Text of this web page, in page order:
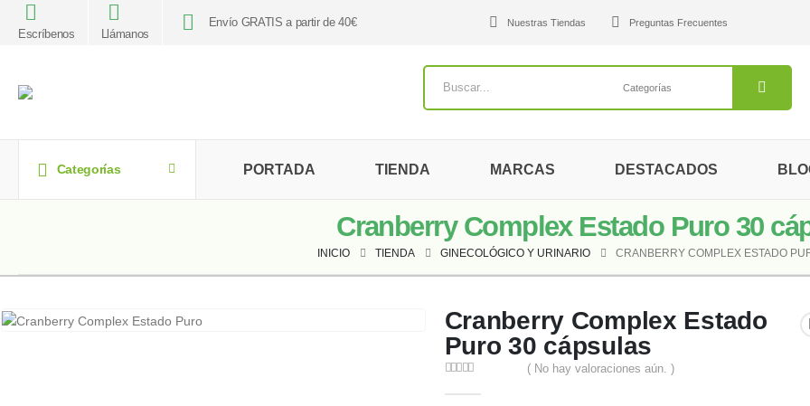
Escríbenos Llámanos
Envío GRATIS a partir de 40€ Nuestras Tiendas Preguntas Frecuentes
Categorías PORTADA TIENDA MARCAS DESTACADOS
Cranberry Complex Estado Puro 30
INICIO TIENDA GINECOLÓGICO Y URINARIO CRANBERRY COMPLEX ESTADO
Cranberry Complex Estado
Puro 30 cápsulas
( No hay valoraciones aún. )